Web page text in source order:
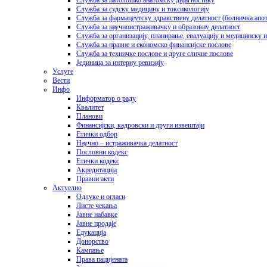
Служба за судску медицину и токсикологију
Служба за фармацеутску здравствену делатност (болничка
Служба за научноистраживачку и образовну делатност
Служба за организацију, планирање, евалуацију и медицинску
Служба за правне и економско финансијске послове
Служба за техничке послове и друге сличне послове
Јединица за интерну ревизију
Услуге
Вести
Инфо
Информатор о раду
Квалитет
Планови
Финансијски, кадровски и други извештаји
Етички одбор
Научно – истраживачка делатност
Пословни кодекс
Етички кодекс
Акредитација
Правни акти
Актуелно
Одлуке и огласи
Листе чекања
Јавне набавке
Јавне продаје
Едукација
Донорство
Кампање
Права пацијената